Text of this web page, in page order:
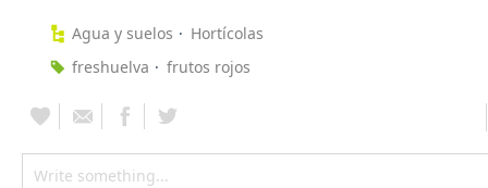
Agua y suelos
Hortícolas
freshuelva
frutos rojos